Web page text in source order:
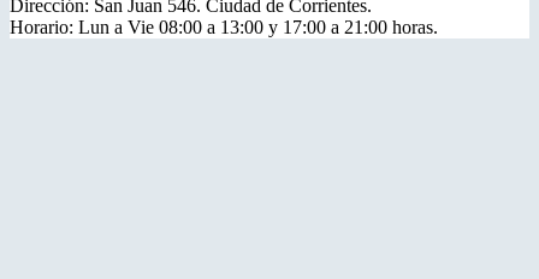
Dirección: San Juan 546. Ciudad de Corrientes.
Horario: Lun a Vie 08:00 a 13:00 y 17:00 a 21:00 horas.